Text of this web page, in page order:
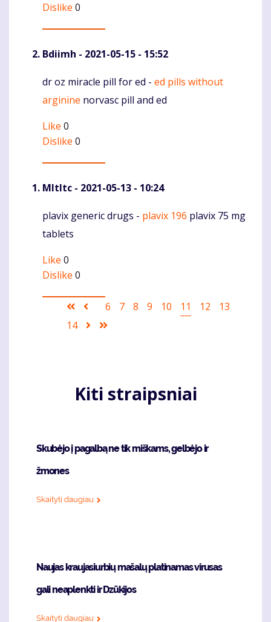
Dislike 0
Bdiimh - 2021-05-15 - 15:52
Komentaras
dr oz miracle pill for ed - ed pills without
arginine norvasc pill and ed
Like 0
Dislike 0
Mltltc - 2021-05-13 - 10:24
Komentaras
plavix generic drugs - plavix 196 plavix 75 mg
tablets
Like 0
Dislike 0
Pagination
First
page
Ankstesnis
puslapis
Puslapis
6 Puslapis
7 Puslapis
8 Puslapis
9 Puslapis
10
Current
11 Puslapis
12 Puslapis
13
Puslapis
14
Sekantis
Kiti straipsniai
Skubėjo į pagalbą ne tik miškams, gelbėjo ir
žmones
Skaityti daugiau
Naujas kraujasiurbių mašalų platinamas virusas
gali neaplenkti ir Dzūkijos
Skaityti daugiau